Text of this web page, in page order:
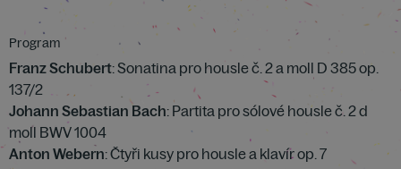
Program
Franz Schubert: Sonatina pro housle č. 2 a moll D 385 op.
137/2
Johann Sebastian Bach: Partita pro sólové housle č. 2 d
moll BWV 1004
Anton Webern: Čtyři kusy pro housle a klavír op. 7